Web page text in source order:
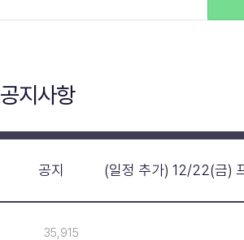
공지사항
공지 (일정 추가) 12/22(금)
35,915